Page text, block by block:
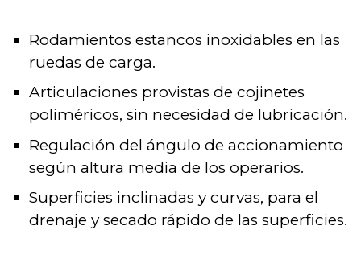
Rodamientos estancos inoxidables en las
ruedas de carga.
Articulaciones provistas de cojinetes
poliméricos, sin necesidad de lubricación.
Regulación del ángulo de accionamiento
según altura media de los operarios.
Superficies inclinadas y curvas, para el
drenaje y secado rápido de las superficies.